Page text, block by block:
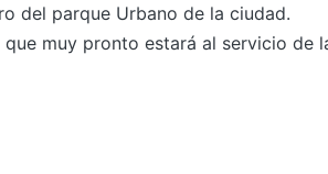
del parque Urbano de la ciudad.
muy pronto estará al servicio de